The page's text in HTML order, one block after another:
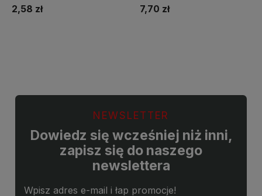
2,58 zł 7,70 zł
NEWSLETTER
Dowiedz się wcześniej niż inni,
zapisz się do naszego
newslettera
Wpisz adres e-mail i łap promocje!